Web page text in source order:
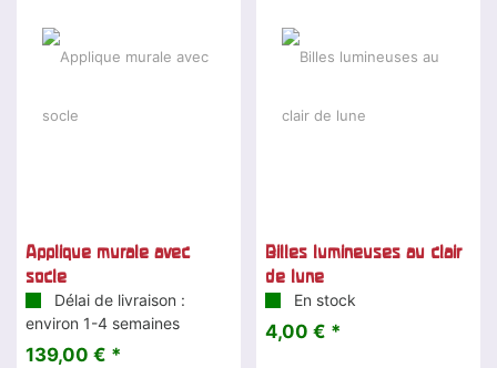
Applique murale avec
socle
Délai de livraison :
environ 1-4 semaines
139,00 € *
Billes lumineuses au clair
de lune
En stock
4,00 € *